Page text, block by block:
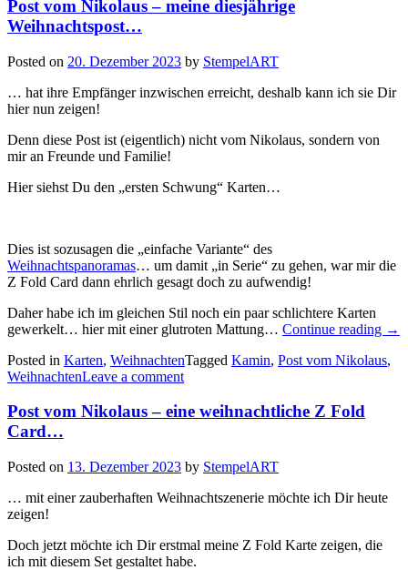
Geschenktüten…“
Post vom Nikolaus – meine diesjährige
Weihnachtspost…
Posted on 20. Dezember 2023 by StempelART
… hat ihre Empfänger inzwischen erreicht, deshalb kann ich sie Dir
hier nun zeigen!
Denn diese Post ist (eigentlich) nicht vom Nikolaus, sondern von
mir an Freunde und Familie!
Hier siehst Du den „ersten Schwung“ Karten…
Dies ist sozusagen die „einfache Variante“ des
Weihnachtspanoramas… um damit „in Serie“ zu gehen, war mir die
Z Fold Card dann ehrlich gesagt doch zu aufwendig!
Daher habe ich im gleichen Stil noch ein paar schlichtere Karten
gewerkelt… hier mit einer glutroten Mattung… Continue reading →
Posted in Karten, WeihnachtenTagged Kamin, Post vom Nikolaus,
WeihnachtenLeave a comment
Post vom Nikolaus – eine weihnachtliche Z Fold
Card…
Posted on 13. Dezember 2023 by StempelART
… mit einer zauberhaften Weihnachtszenerie möchte ich Dir heute
zeigen!
Doch jetzt möchte ich Dir erstmal meine Z Fold Karte zeigen, die
ich mit diesem Set gestaltet habe.